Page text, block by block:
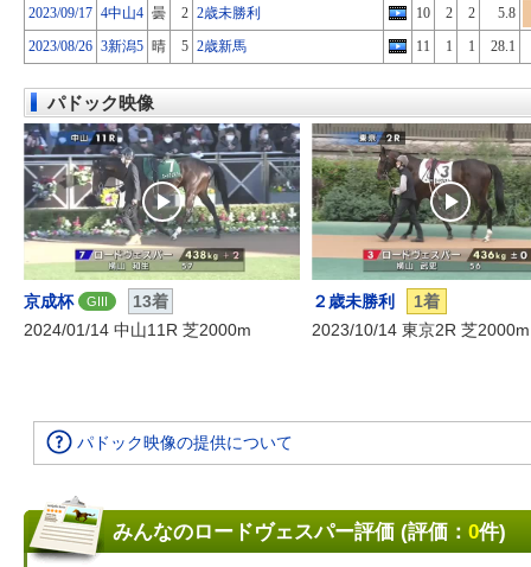
2023/09/17 4中山4 曇 2 2歳未勝利 10 2 2
5.8
2023/08/26 3新潟5 晴 5 2歳新馬 11 1 1 28.1
パドック映像
京成杯 GIII
13着
2024/01/14 中山11R 芝2000m
２歳未勝利
1着
2023/10/14 東京2R 芝2000m
パドック映像の提供について
みんなのロードヴェスパー評価 (評価： 0件)